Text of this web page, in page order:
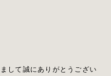
して誠にありがとうござい